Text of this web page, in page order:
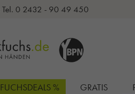
Tel. 0 2432 - 90 49 450
FUCHSDEALS % GRATIS